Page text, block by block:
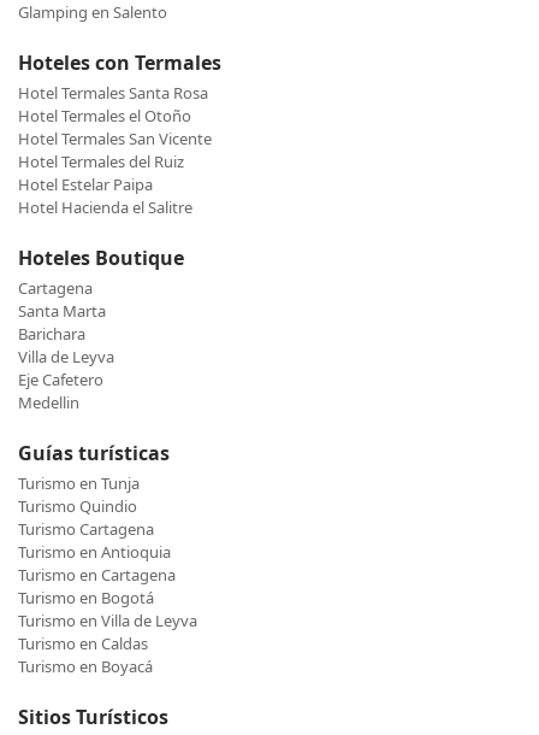
Glamping en Salento
Hoteles con Termales
Hotel Termales Santa Rosa
Hotel Termales el Otoño
Hotel Termales San Vicente
Hotel Termales del Ruiz
Hotel Estelar Paipa
Hotel Hacienda el Salitre
Hoteles Boutique
Cartagena
Santa Marta
Barichara
Villa de Leyva
Eje Cafetero
Medellin
Guías turísticas
Turismo en Tunja
Turismo Quindio
Turismo Cartagena
Turismo en Antioquia
Turismo en Cartagena
Turismo en Bogotá
Turismo en Villa de Leyva
Turismo en Caldas
Turismo en Boyacá
Sitios Turísticos